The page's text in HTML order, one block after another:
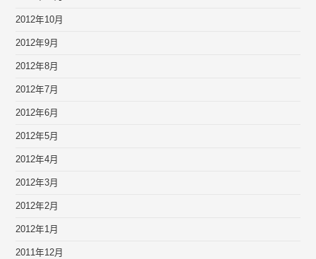
2012年10月
2012年9月
2012年8月
2012年7月
2012年6月
2012年5月
2012年4月
2012年3月
2012年2月
2012年1月
2011年12月